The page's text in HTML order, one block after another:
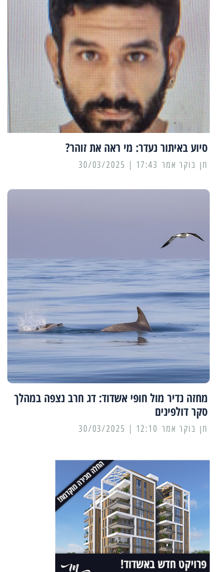
סיוע באיתור נעדר: מי ראה את זוהר?
17:43 | 30/03/2025
מחזה נדיר מול חופי אשדוד: דג חרב נצפה במהלך
סקר דולפינים
12:10 | 30/03/2025